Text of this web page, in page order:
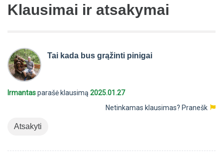
Klausimai ir atsakymai
Tai kada bus grąžinti pinigai
Irmantasparašė klausimą 2025.01.27
Netinkamas klausimas? Pranešk
Atsakyti